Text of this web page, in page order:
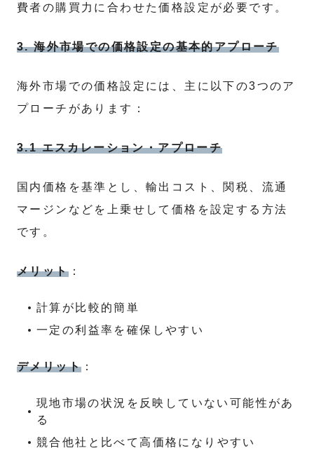
費者の購買力に合わせた価格設定が必要です。
3. 海外市場での価格設定の基本的アプローチ
海外市場での価格設定には、主に以下の3つのア
プローチがあります：
3.1 エスカレーション・アプローチ
国内価格を基準とし、輸出コスト、関税、流通
マージンなどを上乗せして価格を設定する方法
です。
メリット：
計算が比較的簡単
一定の利益率を確保しやすい
デメリット ：
現地市場の状況を反映していない可能性があ
る
競合他社と比べて高価格になりやすい